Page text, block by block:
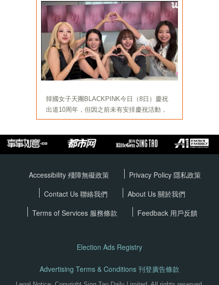
Accessibility 殘障無礙政策 Privacy Policy 隱私政策
Contact Us 聯絡我們
About Us 關於我們
Terms of Services 服務條款 Feedback 用戶反饋
Election Ads Registry
Advertising Terms & Conditions 刊登廣告條款